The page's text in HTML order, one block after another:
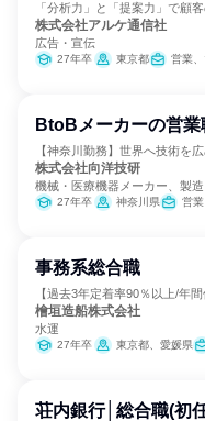
「分析力」と「提案力」で顧
株式会社アルケ通信社
広告・宣伝
27年卒 東京都 営業
BtoBメーカーの営
【神奈川勤務】世界へ技術を
株式会社向洋技研
機械・医療機器メーカー、製
27年卒 神奈川県 営業
事務系総合職
【過去3年定着率90％以上/年
檜垣造船株式会社
水運
27年卒 東京都、愛媛県
荘内銀行│総合職(初